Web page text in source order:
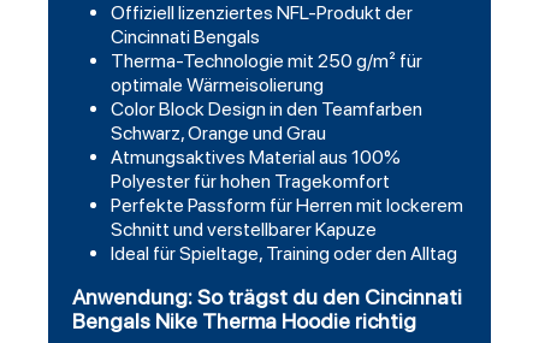
Offiziell lizenziertes NFL-Produkt der
Cincinnati Bengals
Therma-Technologie mit 250 g/m² für
optimale Wärmeisolierung
Color Block Design in den Teamfarben
Schwarz, Orange und Grau
Atmungsaktives Material aus 100%
Polyester für hohen Tragekomfort
Perfekte Passform für Herren mit lockerem
Schnitt und verstellbarer Kapuze
Ideal für Spieltage, Training oder den Alltag
Anwendung: So trägst du den Cincinnati
Bengals Nike Therma Hoodie richtig